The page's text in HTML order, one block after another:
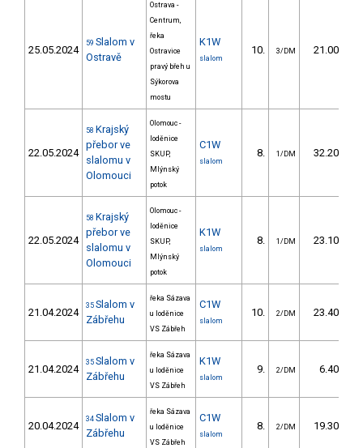
25.05.2024
59 Slalom v
Ostravě
Ostrava -
Centrum,
řeka
Ostravice
pravý břeh u
Sýkorova
mostu
K1W
slalom
10. 3/DM 21.00
22.05.2024
58 Krajský
přebor ve
slalomu v
Olomouci
Olomouc -
loděnice
SKUP,
Mlýnský
potok
C1W
slalom
8. 1/DM 32.20
22.05.2024
58 Krajský
přebor ve
slalomu v
Olomouci
Olomouc -
loděnice
SKUP,
Mlýnský
potok
K1W
slalom
8. 1/DM 23.10
21.04.2024
35 Slalom v
Zábřehu
řeka Sázava
u loděnice
VS Zábřeh
C1W
slalom
10. 2/DM 23.40
21.04.2024
35 Slalom v
Zábřehu
řeka Sázava
u loděnice
VS Zábřeh
K1W
slalom
9. 2/DM 6.40
20.04.2024
34 Slalom v
Zábřehu
řeka Sázava
u loděnice
VS Zábřeh
C1W
slalom
8. 2/DM 19.30